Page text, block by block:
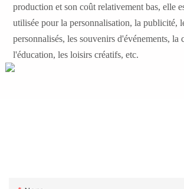
production et son coût relativement bas, elle
utilisée pour la personnalisation, la publicité,
personnalisés, les souvenirs d'événements, la
l'éducation, les loisirs créatifs, etc.